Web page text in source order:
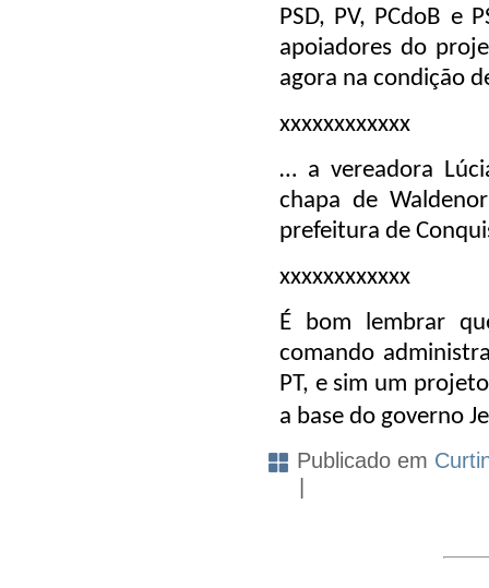
PSD, PV, PCdoB e
apoiadores do
agora na condição
xxxxxxxxxxxx
… a vereadora
chapa de
prefeitura de
xxxxxxxxxxxx
É bom lembrar
comando
PT, e sim um
a base do governo
Publicado em